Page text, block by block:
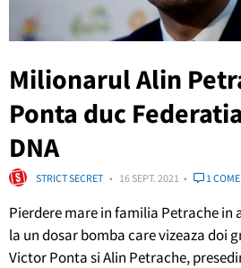
Milionarul Alin
Ponta duc
DNA
STRICT SECRET 16 SEPT. 2021 1
Pierdere mare in familia Petrache in
la un dosar bomba care vizeaza doi
Victor Ponta si Alin Petrache,